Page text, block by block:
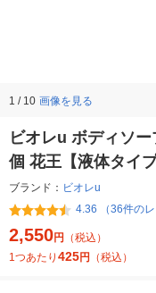
1 / 10 画像を見る
ビオレu ボディソ
個 花王【液体タイプ
ブランド： ビオレu
4.36 （36件のレ
2,550円
（税込）
1つあたり 425円 （税込）